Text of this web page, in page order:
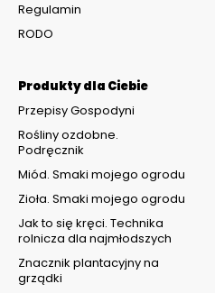
Regulamin
RODO
Produkty dla Ciebie
Przepisy Gospodyni
Rośliny ozdobne.
Podręcznik
Miód. Smaki mojego ogrodu
Zioła. Smaki mojego ogrodu
Jak to się kręci. Technika
rolnicza dla najmłodszych
Znacznik plantacyjny na
grządki